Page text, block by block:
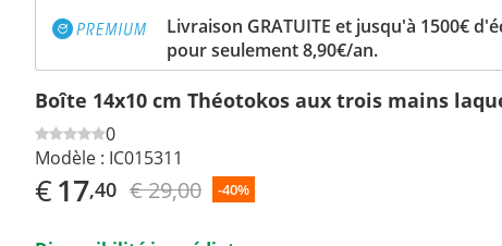
Livraison GRATUITE et jusqu'à 1500€
pour seulement 8,90€/an.
Boîte 14x10 cm Théotokos aux trois mains
0
Modèle : IC015311
€17,40 € 29,00 -40%